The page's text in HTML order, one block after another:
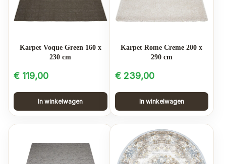
Karpet Voque Green 160 x
230 cm
€ 119,00
In winkelwagen
Karpet Rome Creme 200 x
290 cm
€239,00
In winkelwagen